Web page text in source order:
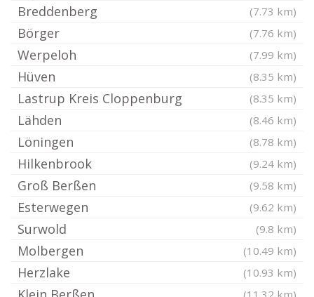
Breddenberg (7.73 km)
Börger (7.76 km)
Werpeloh (7.99 km)
Hüven (8.35 km)
Lastrup Kreis Cloppenburg (8.35 km)
Lähden (8.46 km)
Löningen (8.78 km)
Hilkenbrook (9.24 km)
Groß Berßen (9.58 km)
Esterwegen (9.62 km)
Surwold (9.8 km)
Molbergen (10.49 km)
Herzlake (10.93 km)